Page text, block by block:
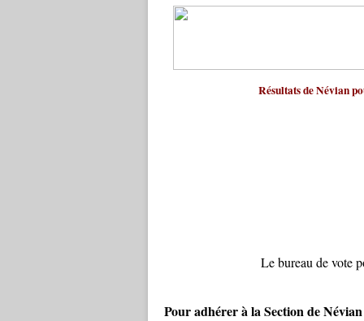
Résultats de Névian
Le bureau de vote
Pour adhérer à la Section de